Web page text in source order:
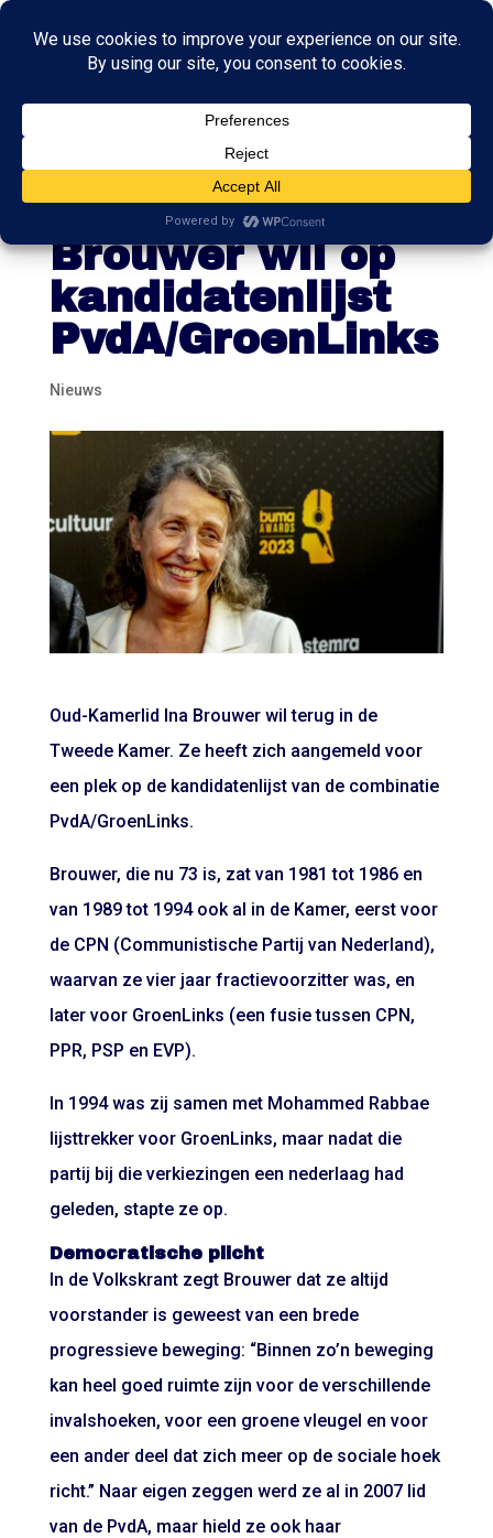
Oud-Tweede
Kamerlid Ina
Brouwer wil op
kandidatenlijst
PvdA/GroenLinks
Nieuws
Oud-Kamerlid Ina Brouwer wil terug in de
Tweede Kamer. Ze heeft zich aangemeld voor
een plek op de kandidatenlijst van de combinatie
PvdA/GroenLinks.
Brouwer, die nu 73 is, zat van 1981 tot 1986 en
van 1989 tot 1994 ook al in de Kamer, eerst voor
de CPN (Communistische Partij van Nederland),
waarvan ze vier jaar fractievoorzitter was, en
later voor GroenLinks (een fusie tussen CPN,
PPR, PSP en EVP).
In 1994 was zij samen met Mohammed Rabbae
lijsttrekker voor GroenLinks, maar nadat die
partij bij die verkiezingen een nederlaag had
geleden, stapte ze op.
Democratische plicht
In de Volkskrant zegt Brouwer dat ze altijd
voorstander is geweest van een brede
progressieve beweging: “Binnen zo’n beweging
kan heel goed ruimte zijn voor de verschillende
invalshoeken, voor een groene vleugel en voor
een ander deel dat zich meer op de sociale hoek
richt.” Naar eigen zeggen werd ze al in 2007 lid
van de PvdA, maar hield ze ook haar